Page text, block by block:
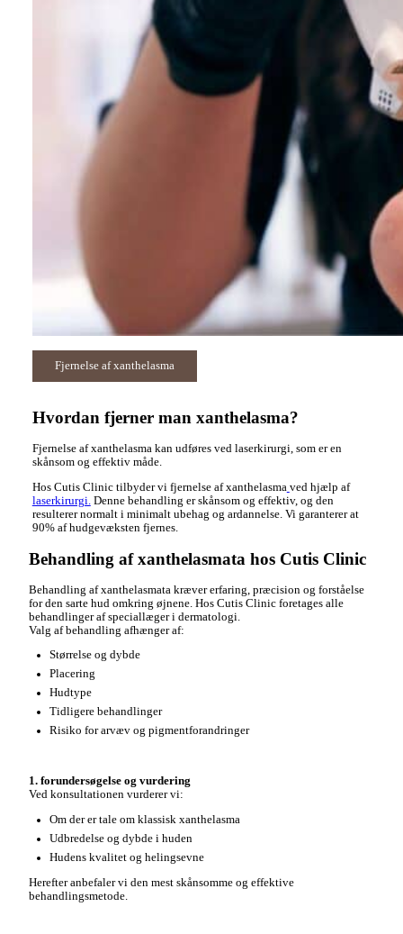
Fjernelse af xanthelasma
Hvordan fjerner man xanthelasma?
Fjernelse af xanthelasma kan udføres ved laserkirurgi, som er en
skånsom og effektiv måde.
Hos Cutis Clinic tilbyder vi fjernelse af xanthelasma ved hjælp af
laserkirurgi.Denne behandling er skånsom og effektiv, og den
resulterer normalt i minimalt ubehag og ardannelse. Vi garanterer at
90% af hudgevæksten fjernes.
Behandling af xanthelasmata hos Cutis Clinic
Behandling af xanthelasmata kræver erfaring, præcision og forståelse
for den sarte hud omkring øjnene. Hos Cutis Clinic foretages alle
behandlinger af speciallæger i dermatologi.
Valg af behandling afhænger af:
Størrelse og dybde
Placering
Hudtype
Tidligere behandlinger
Risiko for arvæv og pigmentforandringer
1. forundersøgelse og vurdering
Ved konsultationen vurderer vi:
Om der er tale om klassisk xanthelasma
Udbredelse og dybde i huden
Hudens kvalitet og helingsevne
Herefter anbefaler vi den mest skånsomme og effektive
behandlingsmetode.